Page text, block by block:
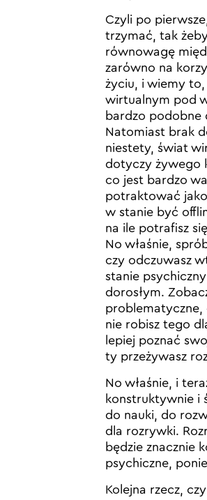
Czyli po
trzymać, tak
równowagę
zarówno na
życiu, i wiemy
wirtualnym pod
bardzo podobne
Natomiast brak
niestety, świat
dotyczy żywego
co jest bardzo
potraktować
w stanie być
na ile potrafisz
No właśnie,
czy odczuwasz
stanie
dorosłym.
problematyczne,
nie robisz tego
lepiej poznać
ty przeżywasz
No właśnie, i
konstruktywnie i
do nauki, do
dla rozrywki.
będzie znacznie
psychiczne,
Kolejna rzecz,